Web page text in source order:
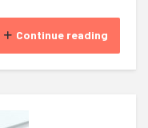
Continue reading